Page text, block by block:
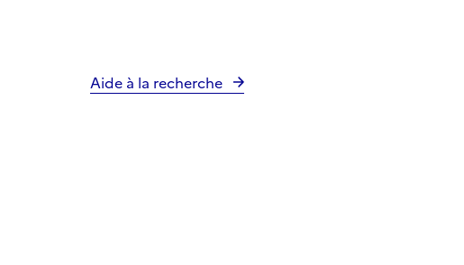
Aide à la recherche